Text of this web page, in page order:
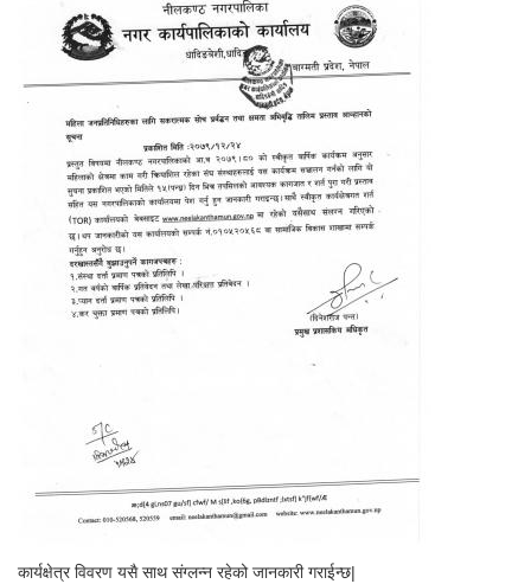
कार्यक्षेत्र विवरण यसै साथ संग्लन्न रहेको जानकारी गराईन्छ|